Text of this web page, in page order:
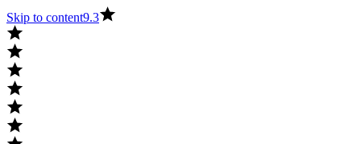
Skip to content9.3